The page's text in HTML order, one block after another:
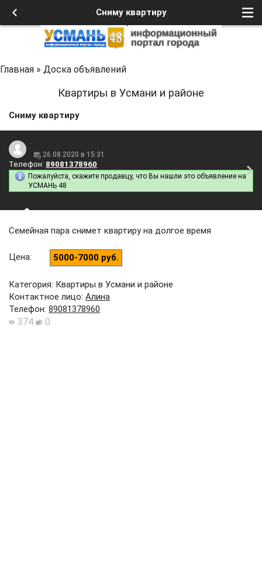
Сниму квартиру
Главная » Доска объявлений
Квартиры в Усмани и районе
Сниму квартиру
26.08.2020 в 15:31
Телефон: 89081378960
Пожалуйста, скажите продавцу, что Вы нашли это объявление на
УСМАНЬ 48
Семейная пара снимет квартиру на долгое время
Цена: 5000-7000 руб.
Категория: Квартиры в Усмани и районе
Контактное лицо: Алина
Телефон: 89081378960
374 0